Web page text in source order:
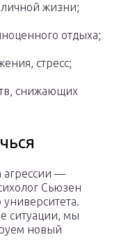
жизни;
отдыха;
стресс;
снижающих
агрессии —
Сьюзен
ситуации, мы
новый